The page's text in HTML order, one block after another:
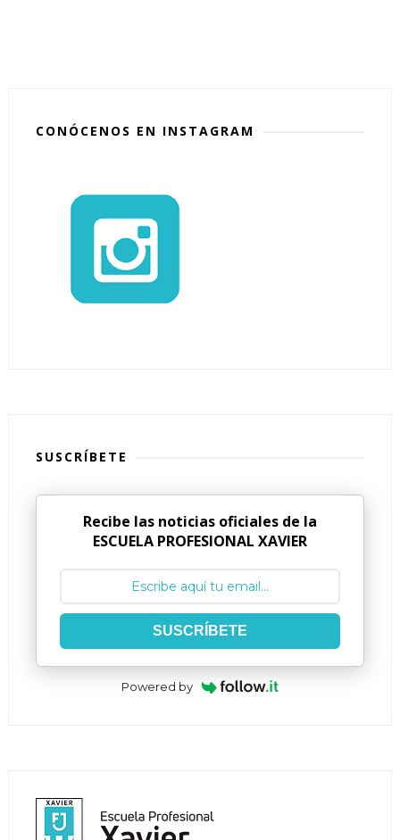
CONÓCENOS EN INSTAGRAM
SUSCRÍBETE
Recibe las noticias oficiales de la
ESCUELA PROFESIONAL XAVIER
SUSCRÍBETE
Powered by